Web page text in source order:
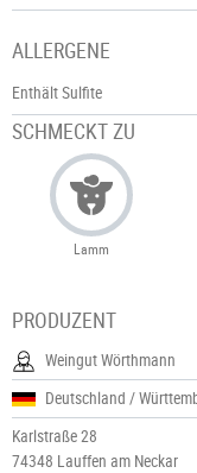
ALLERGENE
Enthält Sulfite
SCHMECKT ZU
Lamm
PRODUZENT
Weingut Wörthmann
Deutschland /
Karlstraße 28
74348 Lauffen am Neckar